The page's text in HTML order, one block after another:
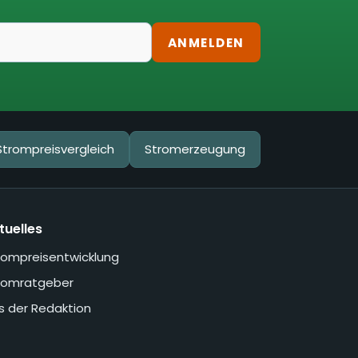
ANMELDEN
Stromerzeugung
der Redaktion